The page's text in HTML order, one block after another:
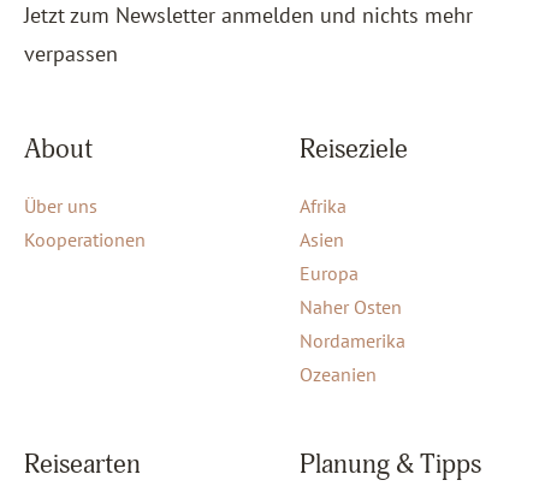
Jetzt zum Newsletter anmelden und nichts mehr
verpassen
About
Über uns
Kooperationen
Reiseziele
Afrika
Asien
Europa
Naher Osten
Nordamerika
Ozeanien
Reisearten Planung & Tipps